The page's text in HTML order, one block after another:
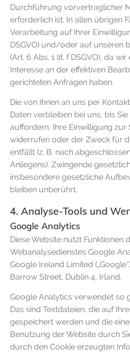
Durchführung vorvertraglicher
erforderlich ist. In allen übrigen
Verarbeitung auf Ihrer
DSGVO) und/oder auf unseren
(Art. 6 Abs. 1 lit. f DSGVO), da
Interesse an der effektiven
gerichteten Anfragen haben.
Die von Ihnen an uns per
Daten verbleiben bei uns, bis
auffordern, Ihre Einwilligung zur
widerrufen oder der Zweck für
entfällt (z. B. nach
Anliegens). Zwingende
insbesondere gesetzliche
bleiben unberührt.
4. Analyse-Tools und
Google Analytics
Diese Website nutzt Funktionen
Webanalysedienstes Google
Google Ireland Limited
Barrow Street, Dublin 4, Irland.
Google Analytics verwendet so
Das sind Textdateien, die auf
gespeichert werden und die
Benutzung der Website durch
durch den Cookie erzeugten